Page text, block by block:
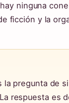
ninguna
ficción y la
pregunta de
respuesta es